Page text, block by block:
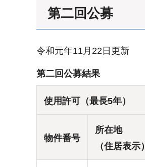
第二回公募
令和元年11月22日更新
第二回公募結果
使用許可（最長5年）
物件番号
所在地
（住居表示）